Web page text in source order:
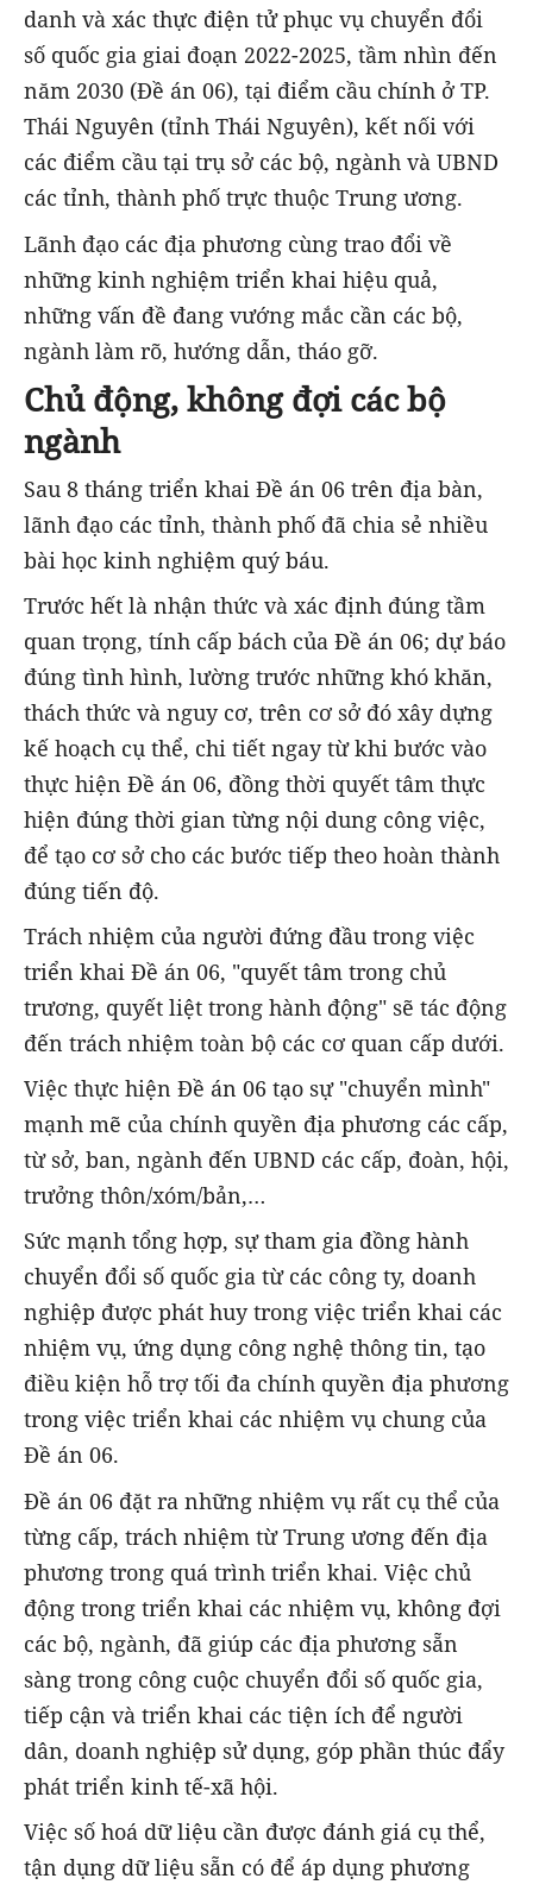
danh và xác thực điện tử phục vụ chuyển đổi
số quốc gia giai đoạn 2022-2025, tầm nhìn đến
năm 2030 (Đề án 06), tại điểm cầu chính ở TP.
Thái Nguyên (tỉnh Thái Nguyên), kết nối với
các điểm cầu tại trụ sở các bộ, ngành và UBND
các tỉnh, thành phố trực thuộc Trung ương.
Lãnh đạo các địa phương cùng trao đổi về
những kinh nghiệm triển khai hiệu quả,
những vấn đề đang vướng mắc cần các bộ,
ngành làm rõ, hướng dẫn, tháo gỡ.
Chủ động, không đợi các bộ
ngành
Sau 8 tháng triển khai Đề án 06 trên địa bàn,
lãnh đạo các tỉnh, thành phố đã chia sẻ nhiều
bài học kinh nghiệm quý báu.
Trước hết là nhận thức và xác định đúng tầm
quan trọng, tính cấp bách của Đề án 06; dự báo
đúng tình hình, lường trước những khó khăn,
thách thức và nguy cơ, trên cơ sở đó xây dựng
kế hoạch cụ thể, chi tiết ngay từ khi bước vào
thực hiện Đề án 06, đồng thời quyết tâm thực
hiện đúng thời gian từng nội dung công việc,
để tạo cơ sở cho các bước tiếp theo hoàn thành
đúng tiến độ.
Trách nhiệm của người đứng đầu trong việc
triển khai Đề án 06, "quyết tâm trong chủ
trương, quyết liệt trong hành động" sẽ tác động
đến trách nhiệm toàn bộ các cơ quan cấp dưới.
Việc thực hiện Đề án 06 tạo sự "chuyển mình"
mạnh mẽ của chính quyền địa phương các cấp,
từ sở, ban, ngành đến UBND các cấp, đoàn, hội,
trưởng thôn/xóm/bản,…
Sức mạnh tổng hợp, sự tham gia đồng hành
chuyển đổi số quốc gia từ các công ty, doanh
nghiệp được phát huy trong việc triển khai các
nhiệm vụ, ứng dụng công nghệ thông tin, tạo
điều kiện hỗ trợ tối đa chính quyền địa phương
trong việc triển khai các nhiệm vụ chung của
Đề án 06.
Đề án 06 đặt ra những nhiệm vụ rất cụ thể của
từng cấp, trách nhiệm từ Trung ương đến địa
phương trong quá trình triển khai. Việc chủ
động trong triển khai các nhiệm vụ, không đợi
các bộ, ngành, đã giúp các địa phương sẵn
sàng trong công cuộc chuyển đổi số quốc gia,
tiếp cận và triển khai các tiện ích để người
dân, doanh nghiệp sử dụng, góp phần thúc đẩy
phát triển kinh tế-xã hội.
Việc số hoá dữ liệu cần được đánh giá cụ thể,
tận dụng dữ liệu sẵn có để áp dụng phương